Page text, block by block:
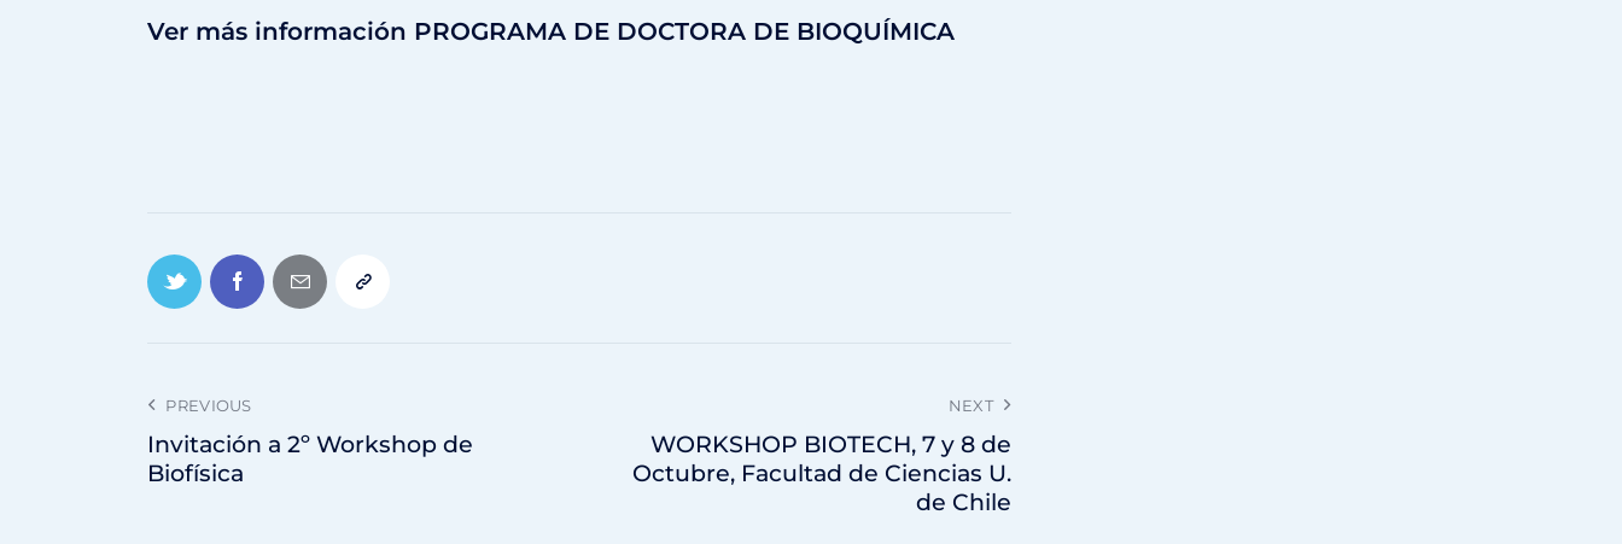
Ver más información PROGRAMA DE DOCTORA DE BIOQUÍMICA
PREVIOUS
Invitación a 2º Workshop de
Biofísica
NEXT
WORKSHOP BIOTECH, 7 y 8 de
Octubre, Facultad de Ciencias U.
de Chile